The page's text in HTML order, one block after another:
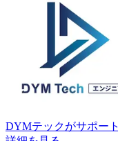
DYMテックがサポート